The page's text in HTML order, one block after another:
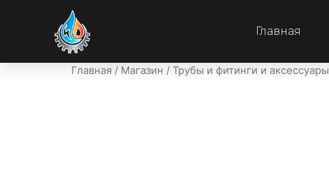
Главная
Главная / Магазин / Трубы и фитинги и аксессуары